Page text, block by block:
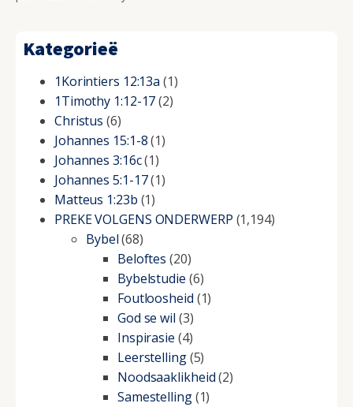
Kategorieë
1Korintiers 12:13a (1)
1Timothy 1:12-17(2)
Christus (6)
Johannes 15:1-8(1)
Johannes 3:16c(1)
Johannes 5:1-17(1)
Matteus 1:23b (1)
PREKE VOLGENS ONDERWERP (1,194)
Bybel(68)
Beloftes (20)
Bybelstudie (6)
Foutloosheid (1)
God se wil (3)
Inspirasie (4)
Leerstelling(5)
Noodsaaklikheid(2)
Samestelling(1)